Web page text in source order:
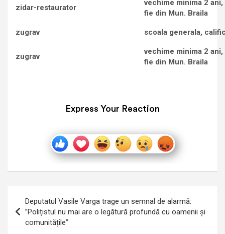
zidar-restaurator
vechime minima 2
fie din Mun. Braila
zugrav scoala generala,
zugrav
vechime minima 2
fie din Mun. Braila
Express Your Reaction
în
articole
Deputatul Vasile Varga trage un semnal de alarmă:
”Polițistul nu mai are o legătură profundă cu oamenii și
comunitățile”